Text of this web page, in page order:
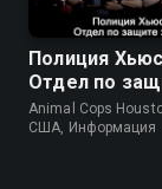
Полиция
Отдел по
животных
Animal Cops
США, Информация